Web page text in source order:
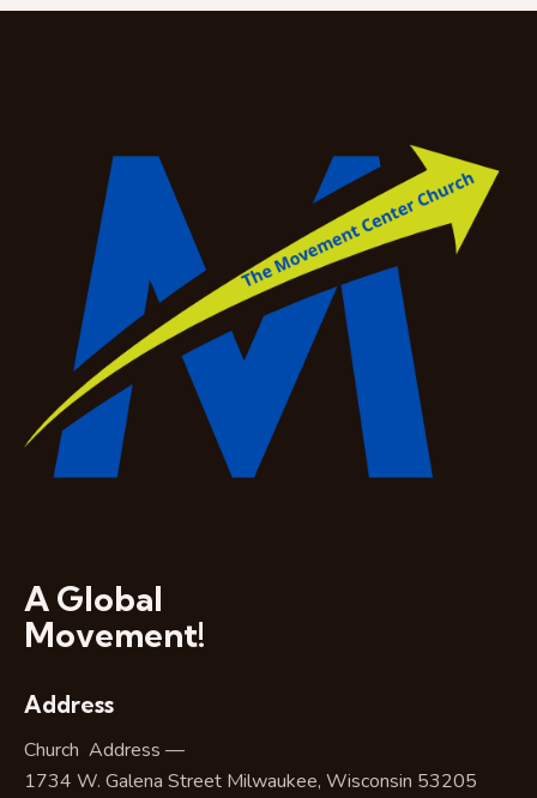
A Global
Movement!
Address
Church Address —
1734 W. Galena Street Milwaukee, Wisconsin 53205